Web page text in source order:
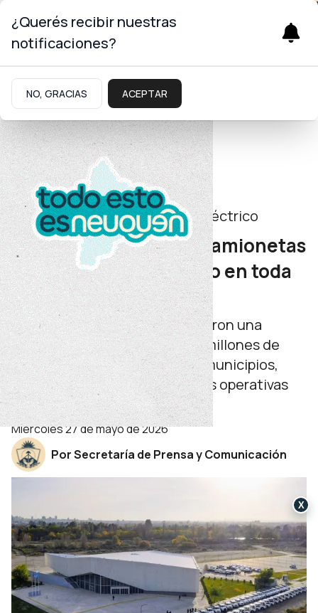
Energía
Fortalecimiento del sistema eléctrico
El EPEN incorporó 60 camionetas
para mejorar el servicio en toda
la provincia
Las nuevas unidades demandaron una
inversión superior a los 4.500 millones de
pesos y serán distribuidas en municipios,
comisiones de fomento y áreas operativas
estratégicas.
miércoles 27 de mayo de 2026
Por Secretaría de Prensa y Comunicación
¿Querés recibir nuestras
notificaciones?
NO, GRACIAS ACEPTAR
X